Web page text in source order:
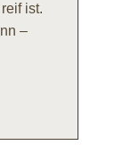
ist.
–